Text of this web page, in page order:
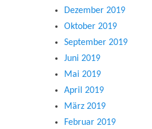
Dezember 2019
Oktober 2019
September 2019
Juni 2019
Mai 2019
April 2019
März 2019
Februar 2019